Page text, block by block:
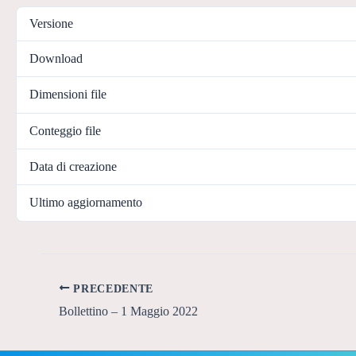
Versione
Download
Dimensioni file
Conteggio file
Data di creazione
Ultimo aggiornamento
PRECEDENTE
Bollettino – 1 Maggio 2022